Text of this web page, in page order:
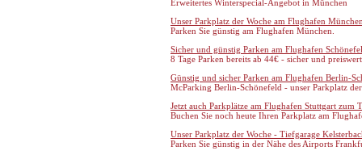
Erweitertes Winterspecial-Angebot in München
Unser Parkplatz der Woche am Flughafen
Parken Sie günstig am Flughafen München.
Sicher und günstig Parken am Flughafen
8 Tage Parken bereits ab 44€ - sicher und
Günstig und sicher Parken am Flughafen Berlin-
McParking Berlin-Schönefeld - unser Parkplatz
Jetzt auch Parkplätze am Flughafen Stuttgart zum
Buchen Sie noch heute Ihren Parkplatz am
Unser Parkplatz der Woche - Tiefgarage
Parken Sie günstig in der Nähe des Airports